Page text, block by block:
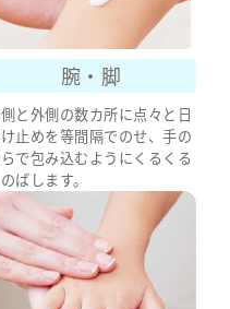
お湯や
でス